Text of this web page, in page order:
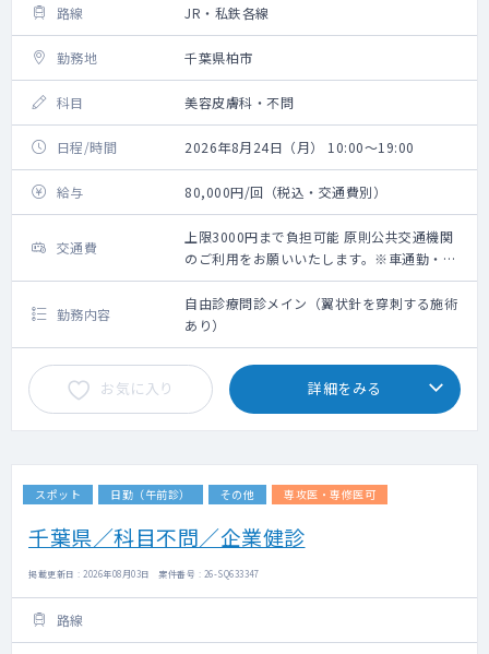
路線 JR・私鉄各線
勤務地 千葉県柏市
科目 美容皮膚科・不問
日程/時間 2026年8月24日（月） 10:00～19:00
給与 80,000円/回（税込・交通費別）
交通費
上限3000円まで負担可能 原則公共交通機関
のご利用をお願いいたします。※車通勤・タ
クシー利用要相談
勤務内容
自由診療問診メイン（翼状針を穿刺する施術
あり）
お気に入り 詳細をみる
スポット 日勤（午前診） その他 専攻医・専修医可
千葉県／科目不問／企業健診
掲載更新日 : 2026年08月03日 案件番号 : 26-SQ633347
路線